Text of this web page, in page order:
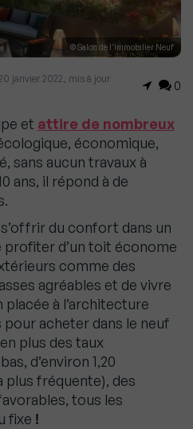
© Salon de l'Immobilier Neuf
janvier 2022, mis à jour
0
et attire de nombreux
économique,
sans aucun travaux à
ans, il répond à de
du confort dans un
profiter d’un toit économe
comme des
agréables et de vivre
placée à l’architecture
acheter dans le neuf
plus des taux
d’environ 1,20
plus fréquente), des
tous les
fixe !